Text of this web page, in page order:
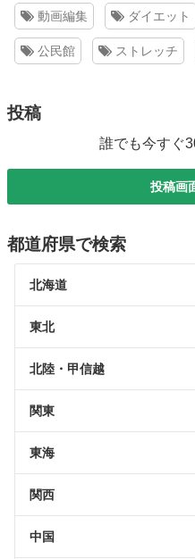
動画編集 ダイエット
公民館 ストレッチ
投稿
誰でも今すぐ
投稿画
都道府県で検索
北海道
東北
北陸・甲信越
関東
東海
関西
中国